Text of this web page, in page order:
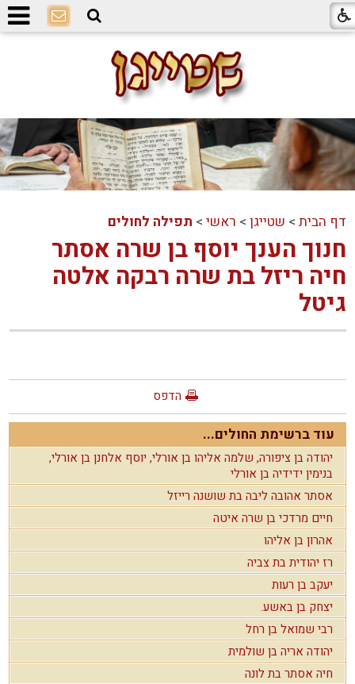
דף הבית > שטייגן > ראשי > תפילה לחולים
חנוך הענך יוסף בן שרה אסתר
חיה ריזל בת שרה רבקה אלטה
גיטל
הדפס
עוד ברשימת החולים...
יהודה בן ציפורה, שלמה אליהו בן אורלי, יוסף אלחנן בן אורלי,
בנימין ידידיה בן אורלי
אסתר אהובה ליבה בת שושנה רייזל
חיים מרדכי בן שרה איטה
אהרון בן אליהו
רז יהודית בת צביה
יעקב בן רעות
יצחק בן באשע.
רבי שמואל בן רחל
יהודה אריה בן שולמית
חיה אסתר בת לונה